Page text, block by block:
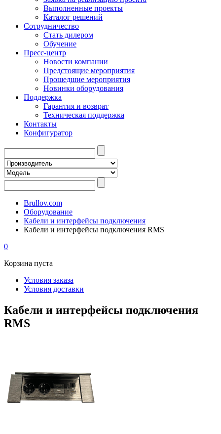
Выполненные проекты
Каталог решений
Сотрудничество
Стать дилером
Обучение
Пресс-центр
Новости компании
Предстоящие мероприятия
Прошедшие мероприятия
Новинки оборудования
Поддержка
Гарантия и возврат
Техническая поддержка
Контакты
Конфигуратор
Brullov.com
Оборудование
Кабели и интерфейсы подключения
Кабели и интерфейсы подключения RMS
0
Корзина пуста
Условия заказа
Условия доставки
Кабели и интерфейсы подключения
RMS